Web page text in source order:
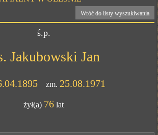
Wróć do listy wyszukiwania
ś.p.
Jakubowski Jan
zm. 25.08.1971
żył(a) 76 lat